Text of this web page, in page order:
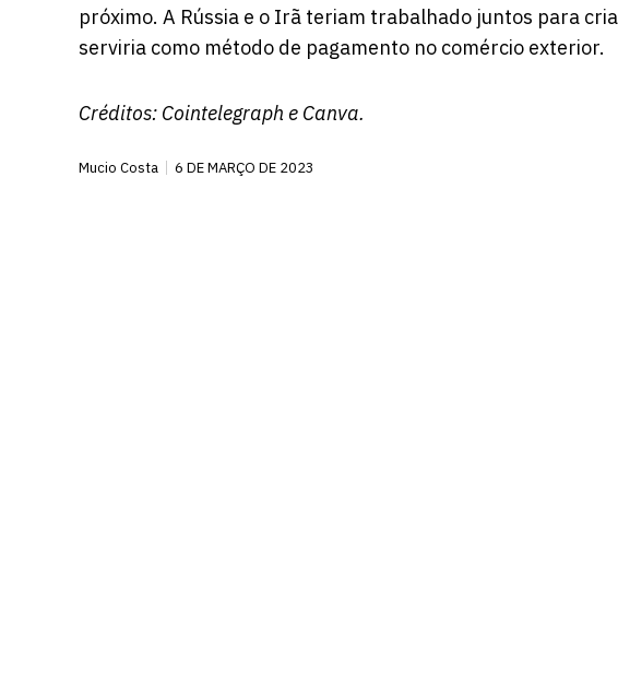
próximo. A Rússia e o Irã teriam trabalhado juntos para
serviria como método de pagamento no comércio exterior.
Créditos: Cointelegraph e Canva.
Mucio Costa 6 DE MARÇO DE 2023